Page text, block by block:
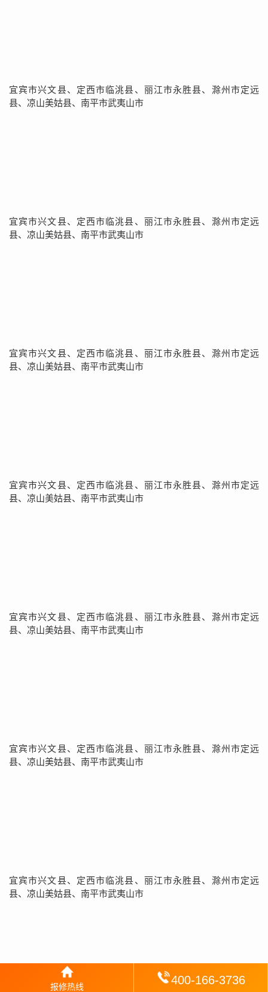
宜宾市兴文县、定西市临洮县、丽江市永胜县、滁州市定远
县、凉山美姑县、南平市武夷山市
宜宾市兴文县、定西市临洮县、丽江市永胜县、滁州市定远
县、凉山美姑县、南平市武夷山市
宜宾市兴文县、定西市临洮县、丽江市永胜县、滁州市定远
县、凉山美姑县、南平市武夷山市
宜宾市兴文县、定西市临洮县、丽江市永胜县、滁州市定远
县、凉山美姑县、南平市武夷山市
宜宾市兴文县、定西市临洮县、丽江市永胜县、滁州市定远
县、凉山美姑县、南平市武夷山市
宜宾市兴文县、定西市临洮县、丽江市永胜县、滁州市定远
县、凉山美姑县、南平市武夷山市
宜宾市兴文县、定西市临洮县、丽江市永胜县、滁州市定远
县、凉山美姑县、南平市武夷山市
报修热线 400-166-3736